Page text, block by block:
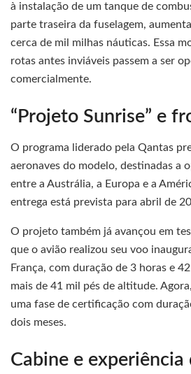
à instalação de um tanque de
parte traseira da fuselagem,
cerca de mil milhas náuticas. Essa
rotas antes inviáveis passem a ser
comercialmente.
“Projeto Sunrise” e
O programa liderado pela Qantas
aeronaves do modelo, destinadas a
entre a Austrália, a Europa e a
entrega está prevista para abril de
O projeto também já avançou em
que o avião realizou seu voo
França, com duração de 3 horas e
mais de 41 mil pés de altitude.
uma fase de certificação com
dois meses.
Cabine e experiência